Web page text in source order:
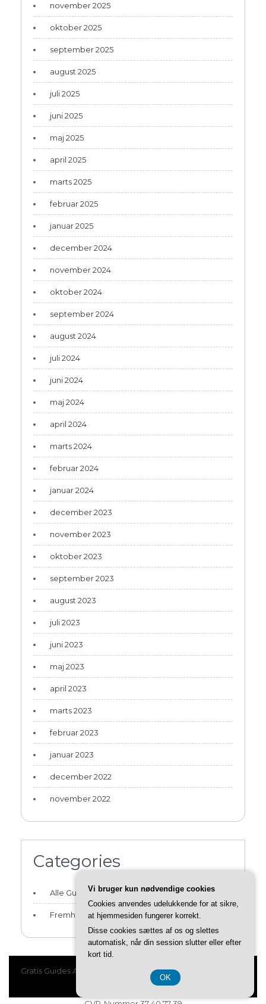
november 2025
oktober 2025
september 2025
august 2025
juli 2025
juni 2025
maj 2025
april 2025
marts 2025
februar 2025
januar 2025
december 2024
november 2024
oktober 2024
september 2024
august 2024
juli 2024
juni 2024
maj 2024
april 2024
marts 2024
februar 2024
januar 2024
december 2023
november 2023
oktober 2023
september 2023
august 2023
juli 2023
juni 2023
maj 2023
april 2023
marts 2023
februar 2023
januar 2023
december 2022
november 2022
Categories
Alle Guides og Artikler
Fremhævede Guides
Gratis Guides All Rights Reserved
Design and Develop by ClassicTemplate
Vi bruger kun nødvendige cookies
Cookies anvendes udelukkende for at sikre,
at hjemmesiden fungerer korrekt.
Disse cookies sættes af os og slettes
automatisk, når din session slutter eller efter
kort tid.
OK